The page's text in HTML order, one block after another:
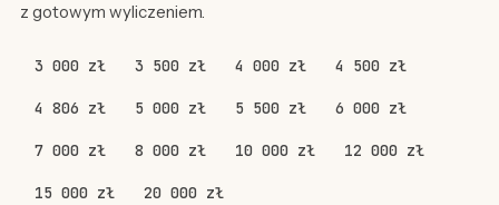
z gotowym wyliczeniem.
3 000 zł 3 500 zł 4 000 zł 4 500 zł
4 806 zł 5 000 zł 5 500 zł 6 000 zł
7 000 zł 8 000 zł 10 000 zł 12 000 zł
15 000 zł 20 000 zł